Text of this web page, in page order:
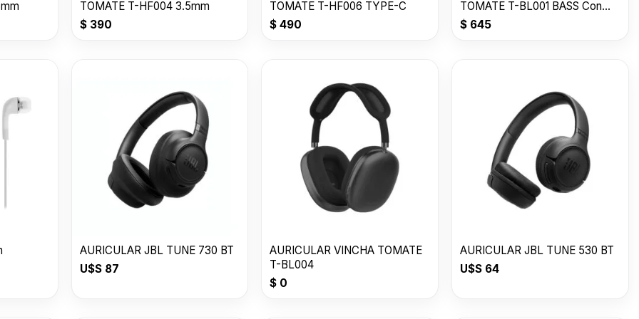
TOMATE T-HF004 3.5mm
$390
TOMATE T-HF006 TYPE-C
$ 490
TOMATE T-BL001 BASS Con
50% OFF
$ 645
AURICULAR JBL TUNE 730 BT
U$S87
AURICULAR VINCHA TOMATE
T-BL004
$ 0
AURICULAR JBL TUNE 530 BT
U$S 64